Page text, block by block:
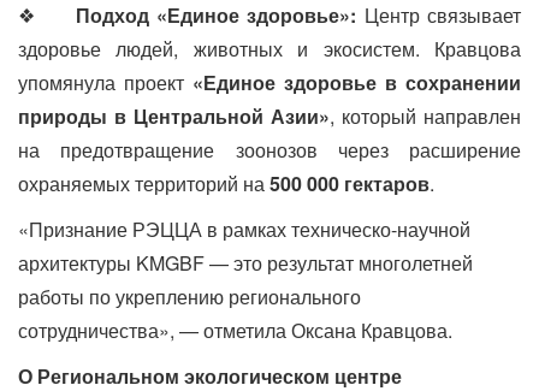
❖ Подход «Единое здоровье»: Центр связывает
здоровье людей, животных и экосистем. Кравцова
упомянула проект «Единое здоровье в сохранении
природы в Центральной Азии», который направлен
на предотвращение зоонозов через расширение
охраняемых территорий на500 000 гектаров.
«Признание РЭЦЦА в рамках техническо-научной
архитектуры KMGBF — это результат многолетней
работы по укреплению регионального
сотрудничества», — отметила Оксана Кравцова.
О Региональном экологическом центре